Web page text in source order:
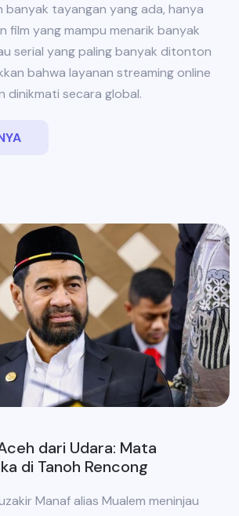
banyak tayangan yang ada, hanya
film yang mampu menarik banyak
serial yang paling banyak ditonton
bahwa layanan streaming online
dinikmati secara global.
dari Udara: Mata
di Tanoh Rencong
Manaf alias Mualem meninjau